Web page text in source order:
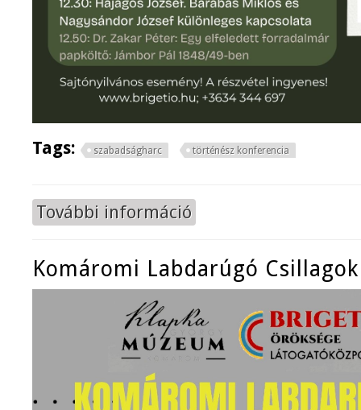
Tags: szabadságharc történész konferencia
További információ
Komáromi Labdarúgó